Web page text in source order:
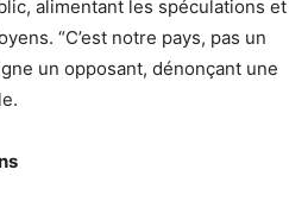
alimentant les spéculations et
“C’est notre pays, pas un
un opposant, dénonçant une